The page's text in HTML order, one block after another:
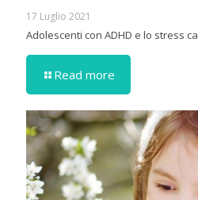
17 Luglio 2021
Adolescenti con ADHD e lo stress
Read more